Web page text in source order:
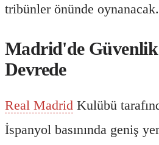
tribünler önünde oynanacak.
Madrid'de
Devrede
Real Madrid Kulübü
İspanyol basınında geniş